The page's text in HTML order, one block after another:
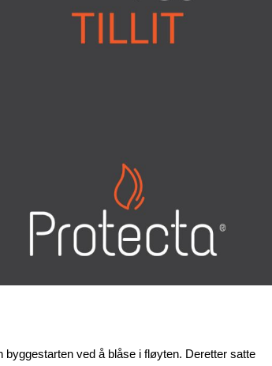
ved å blåse i fløyten. Deretter satte